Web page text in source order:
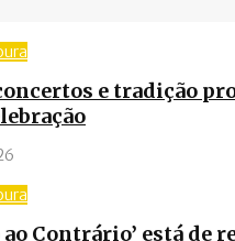
e tradição
ao Contrário’ está de